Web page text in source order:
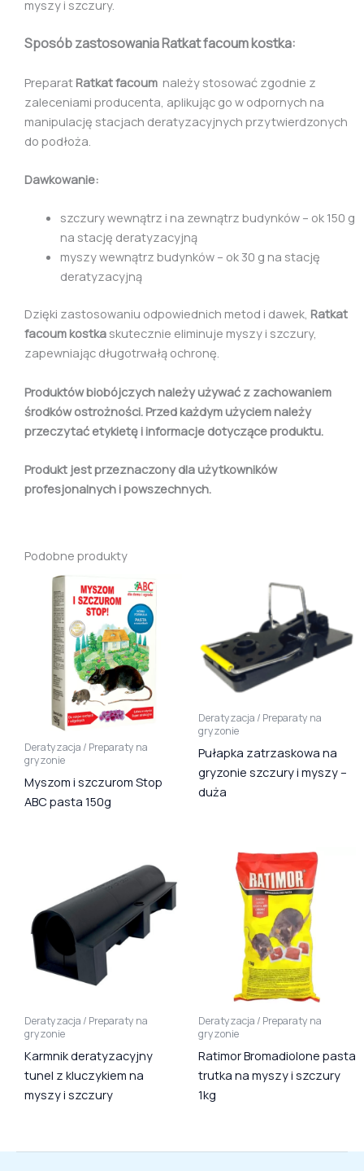
myszy i szczury.
Sposób zastosowaniaRatkat facoum kostka:
Preparat Ratkat facoum należy stosować zgodnie z
zaleceniami producenta, aplikując go w odpornych na
manipulację stacjach deratyzacyjnych przytwierdzonych
do podłoża.
Dawkowanie:
szczury wewnątrz i na zewnątrz budynków – ok 150 g
na stację deratyzacyjną
myszy wewnątrz budynków – ok 30 g na stację
deratyzacyjną
Dzięki zastosowaniu odpowiednich metod i dawek, Ratkat
facoum kostka skutecznie eliminuje myszy i szczury,
zapewniając długotrwałą ochronę.
Produktów biobójczych należy używać z zachowaniem
środków ostrożności. Przed każdym użyciem należy
przeczytać etykietę i informacje dotyczące produktu.
Produkt jest przeznaczony dla użytkowników
profesjonalnych i powszechnych.
Podobne produkty
Deratyzacja / Preparaty na
gryzonie
Myszom i szczurom Stop
ABC pasta 150g
Deratyzacja / Preparaty na
gryzonie
Pułapka zatrzaskowa na
gryzonie szczury i myszy –
duża
Deratyzacja / Preparaty na
gryzonie
Karmnik deratyzacyjny
tunel z kluczykiem na
myszy i szczury
Deratyzacja / Preparaty na
gryzonie
Ratimor Bromadiolone pasta
trutka na myszy i szczury
1kg